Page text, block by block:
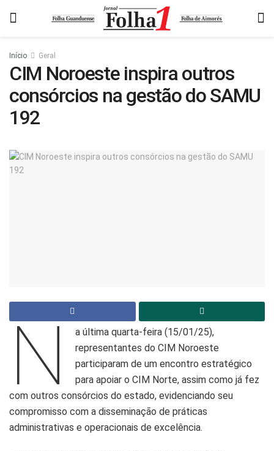
Início Geral
CIM Noroeste inspira outros
consórcios na gestão do SAMU
192
N
a última quarta-feira (15/01/25),
representantes do CIM Noroeste
participaram de um encontro estratégico
para apoiar o CIM Norte, assim como já fez
com outros consórcios do estado, evidenciando seu
compromisso com a disseminação de práticas
administrativas e operacionais de excelência.